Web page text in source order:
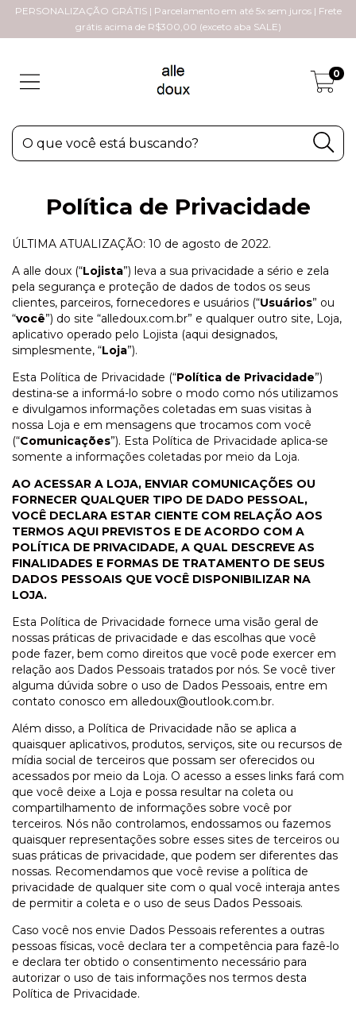
PERSONALIZAÇÃO GRÁTIS | Parcelamento em até 5x sem juros | Frete
grátis acima de R$300,00 (exceto aba SALE)
0
Política de Privacidade
ÚLTIMA ATUALIZAÇÃO: 10 de agosto de 2022.
A alle doux (“Lojista”) leva a sua privacidade a sério e zela
pela segurança e proteção de dados de todos os seus
clientes, parceiros, fornecedores e usuários (“Usuários” ou
“você”) do site “alledoux.com.br” e qualquer outro site, Loja,
aplicativo operado pelo Lojista (aqui designados,
simplesmente, “Loja”).
Esta Política de Privacidade (“Política de Privacidade”)
destina-se a informá-lo sobre o modo como nós utilizamos
e divulgamos informações coletadas em suas visitas à
nossa Loja e em mensagens que trocamos com você
(“Comunicações”). Esta Política de Privacidade aplica-se
somente a informações coletadas por meio da Loja.
AO ACESSAR A LOJA, ENVIAR COMUNICAÇÕES OU
FORNECER QUALQUER TIPO DE DADO PESSOAL,
VOCÊ DECLARA ESTAR CIENTE COM RELAÇÃO AOS
TERMOS AQUI PREVISTOS E DE ACORDO COM A
POLÍTICA DE PRIVACIDADE, A QUAL DESCREVE AS
FINALIDADES E FORMAS DE TRATAMENTO DE SEUS
DADOS PESSOAIS QUE VOCÊ DISPONIBILIZAR NA
LOJA.
Esta Política de Privacidade fornece uma visão geral de
nossas práticas de privacidade e das escolhas que você
pode fazer, bem como direitos que você pode exercer em
relação aos Dados Pessoais tratados por nós. Se você tiver
alguma dúvida sobre o uso de Dados Pessoais, entre em
contato conosco em alledoux@outlook.com.br.
Além disso, a Política de Privacidade não se aplica a
quaisquer aplicativos, produtos, serviços, site ou recursos de
mídia social de terceiros que possam ser oferecidos ou
acessados por meio da Loja. O acesso a esses links fará com
que você deixe a Loja e possa resultar na coleta ou
compartilhamento de informações sobre você por
terceiros. Nós não controlamos, endossamos ou fazemos
quaisquer representações sobre esses sites de terceiros ou
suas práticas de privacidade, que podem ser diferentes das
nossas. Recomendamos que você revise a política de
privacidade de qualquer site com o qual você interaja antes
de permitir a coleta e o uso de seus Dados Pessoais.
Caso você nos envie Dados Pessoais referentes a outras
pessoas físicas, você declara ter a competência para fazê-lo
e declara ter obtido o consentimento necessário para
autorizar o uso de tais informações nos termos desta
Política de Privacidade.